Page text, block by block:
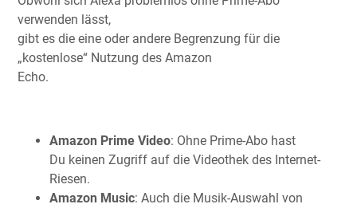
verwenden lässt,
gibt es die eine oder andere Begrenzung für die
„kostenlose“ Nutzung des Amazon
Echo.
Amazon Prime Video: Ohne Prime-Abo hast
Du keinen Zugriff auf die Videothek des Internet-
Riesen.
Amazon Music: Auch die Musik-Auswahl von